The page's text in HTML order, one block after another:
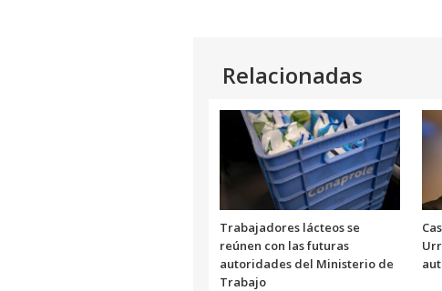
Relacionadas
Trabajadores lácteos se
reúnen con las futuras
autoridades del Ministerio de
Trabajo